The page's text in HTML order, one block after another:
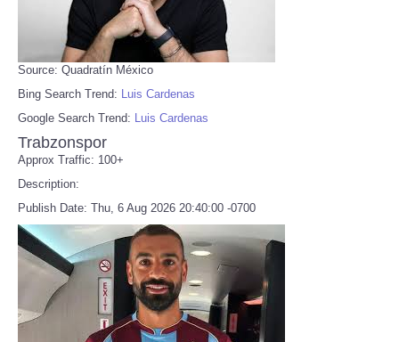
Source: Quadratín México
Bing Search Trend: Luis Cardenas
Google Search Trend: Luis Cardenas
Trabzonspor
Approx Traffic: 100+
Description:
Publish Date: Thu, 6 Aug 2026 20:40:00 -0700